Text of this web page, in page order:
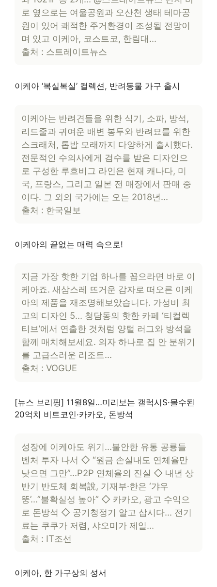
로 옆으로는 여울공원과 오산천 생태 테마공
원이 있어 쾌적한 주거환경이 조성될 전망이
며 있고 이케아, 코스트코, 한림대…
출처 : 스트레이트뉴스
이케아 ‘복실복실’ 컬렉션, 반려동물 가구 출시
이케아는 반려견들을 위한 식기, 소파, 방석,
리드줄과 귀여운 배변 봉투와 반려묘를 위한
스크래처, 톱밥 모래까지 다양하게 출시했다.
전문적인 수의사에게 검수를 받은 디자인으
로 구성한 루흐비그 라인은 현재 캐나다, 미
국, 프랑스, 그리고 일본 전 매장에서 판매 중
이다. 그 외의 국가에는 오는 2018년…
출처 : 한국일보
이케아의 끝없는 매력 속으로!
지금 가장 핫한 기업 하나를 꼽으라면 바로 이
케아죠. 새삼스레 뜨거운 감자로 떠오른 이케
아의 제품을 재조명해보았습니다. 가성비 최
고의 디자인 5… 청담동의 핫한 카페 ‘티컬렉
티브’에서 연출한 것처럼 양털 러그와 방석을
함께 매치해보세요. 의자 하나로 집 안 분위기
를 고급스러운 리조트…
출처 : VOGUE
[뉴스 브리핑] 11월8일…미리보는 갤럭시S·몰수된
20억치 비트코인·카카오, 돈방석
성장에 이케아도 위기…불안한 유통 공룡들
벤처 투자 나서 ◇ “원금 손실내도 연체율만
낮으면 그만”…P2P 연체율의 진실 ◇ 내년 상
반기 반도체 회복說, 기재부·한은 ‘갸우
뚱’…”불확실성 높아” ◇ 카카오, 광고 수익으
로 돈방석 ◇ 공기청정기 알고 삽시다… 전기
료는 쿠쿠가 저렴, 샤오미가 제일…
출처 : IT조선
이케아, 한 가구상의 성서